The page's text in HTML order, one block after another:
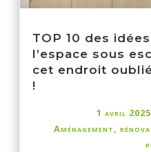
TOP 10 des
l’espace sous
cet endroit
!
1 avril 2025
Aménagement,